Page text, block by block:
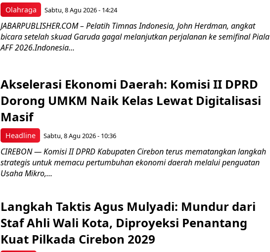
Olahraga Sabtu, 8 Agu 2026 - 14:24
JABARPUBLISHER.COM – Pelatih Timnas Indonesia, John Herdman, angkat
bicara setelah skuad Garuda gagal melanjutkan perjalanan ke semifinal Piala
AFF 2026.Indonesia...
Headline
Akselerasi Ekonomi Daerah: Komisi II DPRD
Dorong UMKM Naik Kelas Lewat Digitalisasi
Masif
Sabtu, 8 Agu 2026 - 10:36
CIREBON — Komisi II DPRD Kabupaten Cirebon terus mematangkan langkah
strategis untuk memacu pertumbuhan ekonomi daerah melalui penguatan
Usaha Mikro,...
Langkah Taktis Agus Mulyadi: Mundur dari
Staf Ahli Wali Kota, Diproyeksi Penantang
Kuat Pilkada Cirebon 2029